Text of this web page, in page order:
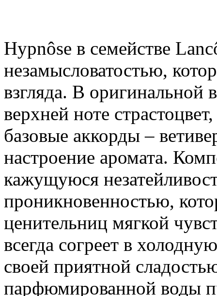
Hypnôse в семействе
незамысловатостью,
взгляда. В оригинальной
верхней ноте
базовые аккорды –
настроение аромата.
кажущуюся
проникновенностью,
ценительниц мягкой
всегда согреет в
своей приятной
парфюмированной воды